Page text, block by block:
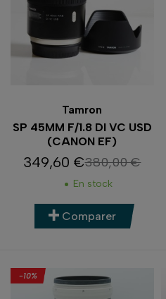
Tamron
SP 45MM F/1.8 DI VC USD
(CANON EF)
Prix
349,60 €Prix de base
380,00 €
En stock
Comparer
-10%